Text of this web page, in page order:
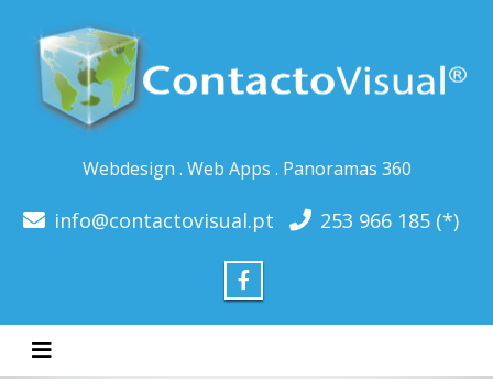
Webdesign . Web Apps . Panoramas 360
info@contactovisual.pt 253 966 185 (*)
Toggle navigation